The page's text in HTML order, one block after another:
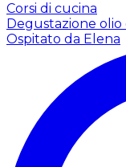
Corsi di cucina
Degustazione
Ospitato da Elena